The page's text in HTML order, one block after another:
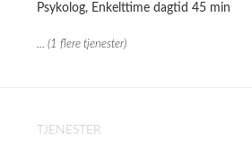
Psykolog, Enkelttime dagtid 45 min
... (1 flere tjenester)
TJENESTER